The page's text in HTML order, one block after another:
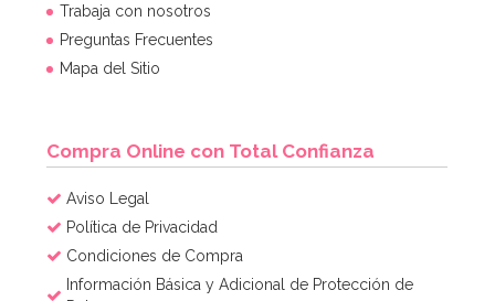
Trabaja con nosotros
Preguntas Frecuentes
Mapa del Sitio
Compra Online con Total Confianza
Aviso Legal
Política de Privacidad
Condiciones de Compra
Información Básica y Adicional de Protección de